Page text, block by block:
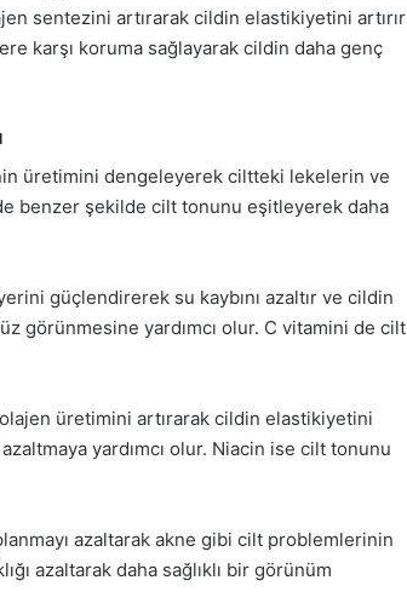
sentezini artırarak cildin elastikiyetini artırır
karşı koruma sağlayarak cildin daha genç
üretimini dengeleyerek ciltteki lekelerin ve
benzer şekilde cilt tonunu eşitleyerek daha
güçlendirerek su kaybını azaltır ve cildin
görünmesine yardımcı olur. C vitamini de cilt
üretimini artırarak cildin elastikiyetini
yardımcı olur. Niacin ise cilt tonunu
azaltarak akne gibi cilt problemlerinin
azaltarak daha sağlıklı bir görünüm